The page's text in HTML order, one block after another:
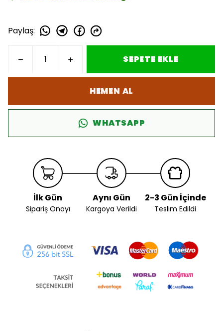
Paylaş:
SEPETE EKLE
HEMEN AL
WHATSAPP
İlk Gün
Sipariş Onayı
Aynı Gün
Kargoya Verildi
2-3 Gün İçinde
Teslim Edildi